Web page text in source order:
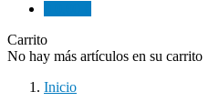
Carrito
No hay más artículos en su carrito
Inicio